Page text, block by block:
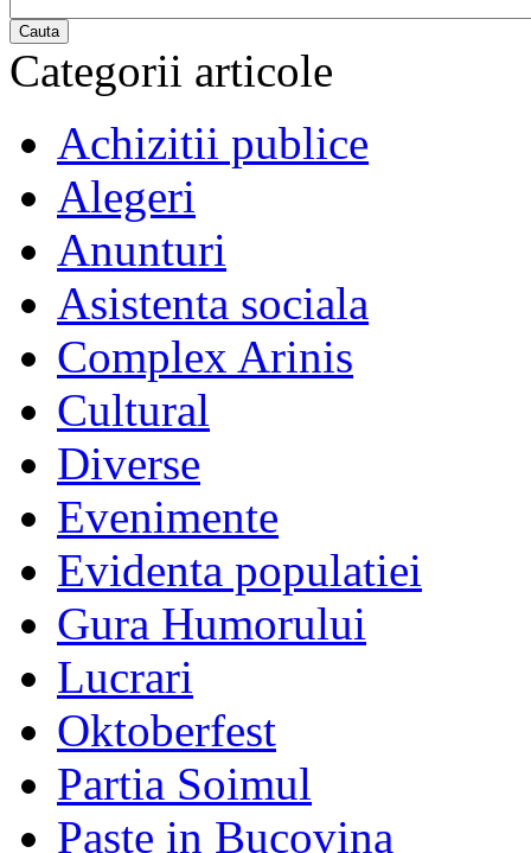
Cauta
Categorii articole
Achizitii publice
Alegeri
Anunturi
Asistenta sociala
Complex Arinis
Cultural
Diverse
Evenimente
Evidenta populatiei
Gura Humorului
Lucrari
Oktoberfest
Partia Soimul
Paste in Bucovina